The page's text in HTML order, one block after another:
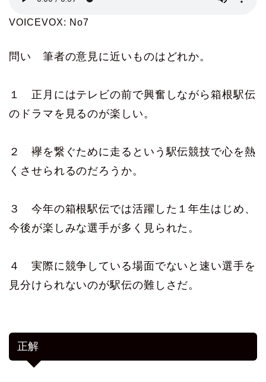
VOICEVOX: No7
問い 筆者の意見に近いものはどれか。
１ 正月にはテレビの前で興奮しながら箱根駅伝
のドラマを見るのが楽しい。
２ 襷を繋ぐために走るという駅伝競技で心を熱
くさせられるのだろうか。
３ 今年の箱根駅伝では活躍した１年生はじめ、
今後が楽しみな選手が多く見られた。
４ 実際に競争している場面でないと速い選手を
見分けられないのが駅伝の難しさだ。
正解